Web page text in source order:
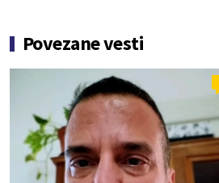
Povezane vesti